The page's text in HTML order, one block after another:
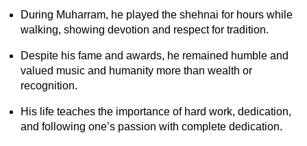
During Muharram, he played the shehnai for hours while
walking, showing devotion and respect for tradition.
Despite his fame and awards, he remained humble and
valued music and humanity more than wealth or
recognition.
His life teaches the importance of hard work, dedication,
and following one’s passion with complete dedication.